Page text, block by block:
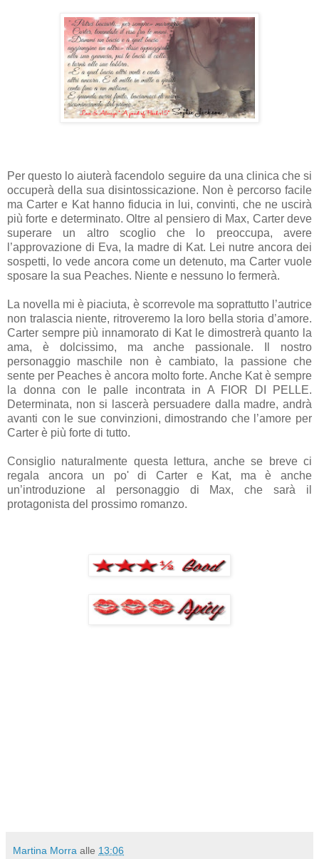
Per questo lo aiuterà facendolo seguire da una clinica che si
occuperà della sua disintossicazione. Non è percorso facile
ma Carter e Kat hanno fiducia in lui, convinti, che ne uscirà
più forte e determinato. Oltre al pensiero di Max, Carter deve
superare un altro scoglio che lo preoccupa, avere
l’approvazione di Eva, la madre di Kat. Lei nutre ancora dei
sospetti, lo vede ancora come un detenuto, ma Carter vuole
sposare la sua Peaches. Niente e nessuno lo fermerà.
La novella mi è piaciuta, è scorrevole ma soprattutto l’autrice
non tralascia niente, ritroveremo la loro bella storia d’amore.
Carter sempre più innamorato di Kat le dimostrerà quanto la
ama, è dolcissimo, ma anche passionale. Il nostro
personaggio maschile non è cambiato, la passione che
sente per Peaches è ancora molto forte. Anche Kat è sempre
la donna con le palle incontrata in A FIOR DI PELLE.
Determinata, non si lascerà persuadere dalla madre, andrà
avanti con le sue convinzioni, dimostrando che l’amore per
Carter è più forte di tutto.
Consiglio naturalmente questa lettura, anche se breve ci
regala ancora un po' di Carter e Kat, ma è anche
un’introduzione al personaggio di Max, che sarà il
protagonista del prossimo romanzo.
Martina Morra alle 13:06